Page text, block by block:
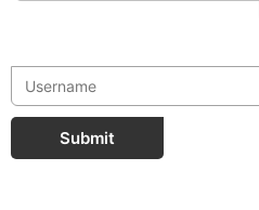
Submit